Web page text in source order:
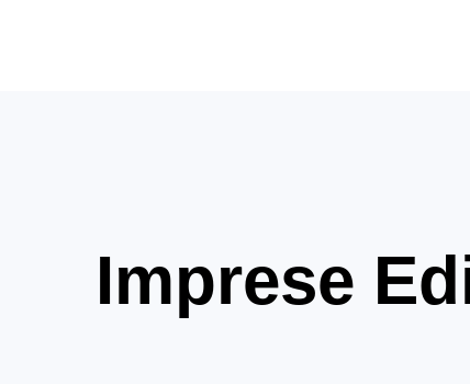
Imprese